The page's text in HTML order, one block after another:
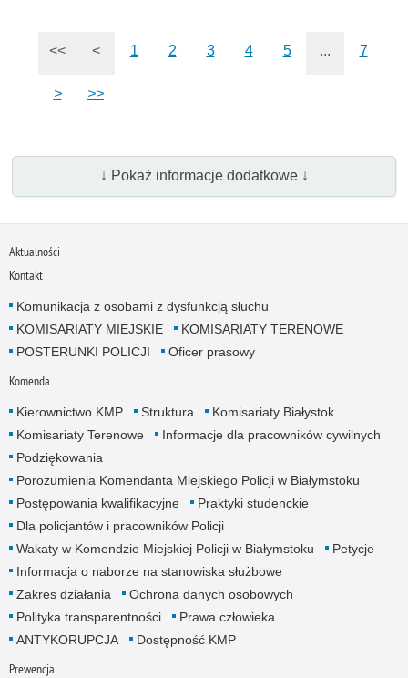
<< < 1 2 3 4 5 ... 7
> >>
↓ Pokaż informacje dodatkowe ↓
Aktualności
Kontakt
Komunikacja z osobami z dysfunkcją słuchu
KOMISARIATY MIEJSKIE
KOMISARIATY TERENOWE
POSTERUNKI POLICJI
Oficer prasowy
Komenda
Kierownictwo KMP Struktura
Komisariaty Białystok
Komisariaty Terenowe
Informacje dla pracowników cywilnych
Podziękowania
Porozumienia Komendanta Miejskiego Policji w Białymstoku
Postępowania kwalifikacyjne
Praktyki studenckie
Dla policjantów i pracowników Policji
Wakaty w Komendzie Miejskiej Policji w Białymstoku
Petycje
Informacja o naborze na stanowiska służbowe
Zakres działania
Ochrona danych osobowych
Polityka transparentności
Prawa człowieka
ANTYKORUPCJA
Dostępność KMP
Prewencja